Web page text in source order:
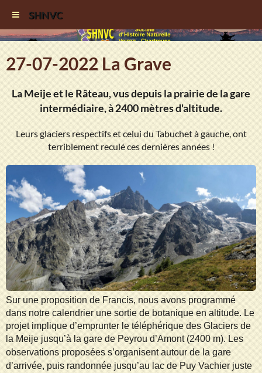
SHNVC
27-07-2022 La Grave
La Meije et le Râteau, vus depuis la prairie de la gare
intermédiaire, à 2400 mètres d'altitude.
Leurs glaciers respectifs et celui du Tabuchet à gauche, ont
terriblement reculé ces dernières années !
Sur une proposition de Francis, nous avons programmé
dans notre calendrier une sortie de botanique en altitude. Le
projetimplique d’emprunter le téléphérique des Glaciers de
la Meije jusqu’à la gare de Peyrou d’Amont (2400m). Les
observations proposées s’organisent autour de la gare
d’arrivée, puis randonnée jusqu’au lac de Puy Vachier juste